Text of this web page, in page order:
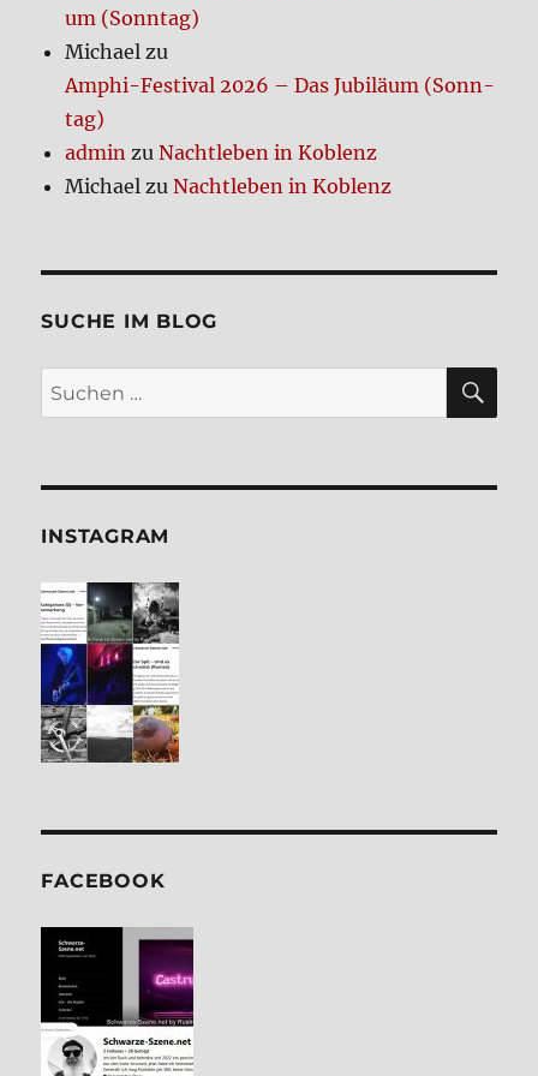
um (Sonn­tag)
Michael zu
Amphi-Festi­val 2026 – Das Jubi­lä­um (Sonn­
tag)
admin zuNacht­le­ben in Koblenz
Michael zuNacht­le­ben in Koblenz
SUCHE IM BLOG
Suchen
nach:
INSTA­GRAM
FACE­BOOK